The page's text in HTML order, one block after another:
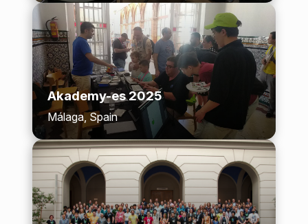
Akademy-es 2025
Málaga, Spain